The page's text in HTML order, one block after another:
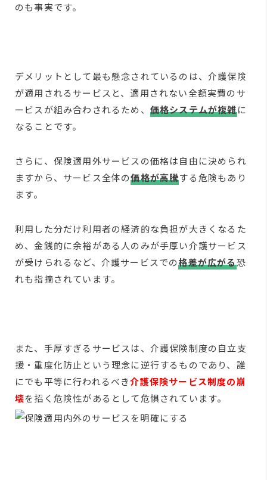
のも事実です。
デメリットとして最も懸念されているのは、介護保険
が適用されるサービスと、適用されない全額実費のサ
ービスが組み合わされるため、 価格システムが複雑に
なることです。
さらに、保険適用外サービスの価格は自由に決められ
ますから、サービス全体の価格が高騰する危険もあり
ます。
利用した分だけ利用者の経済的な負担が大きくなるた
め、金銭的に余裕がある人のみが手厚い介護サービス
が受けられるなど、介護サービスでの格差が広がる恐
れも指摘されています。
また、手厚すぎるサービスは、介護保険制度の自立支
援・重度化防止という理念に逆行するものであり、誰
にでも平等に行われるべき介護保険サービス制度の崩
壊を招く危険性があるとして危惧されています。